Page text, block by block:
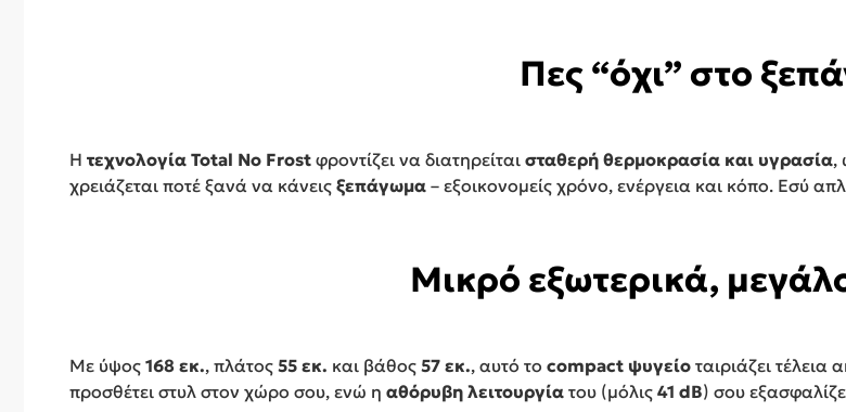
Πες “όχι” στο
Η τεχνολογία Total No Frost φροντίζει να διατηρείται σταθερή θερμοκρασία και υγρασία,
χρειάζεται ποτέ ξανά να κάνεις ξεπάγωμα – εξοικονομείς χρόνο, ενέργεια και κόπο. Εσύ
Μικρό εξωτερικά,
Με ύψος 168 εκ., πλάτος 55 εκ. και βάθος 57 εκ., αυτό το compact ψυγείο ταιριάζει τέλεια
προσθέτει στυλ στον χώρο σου, ενώ η αθόρυβη λειτουργία του (μόλις 41 dB) σου